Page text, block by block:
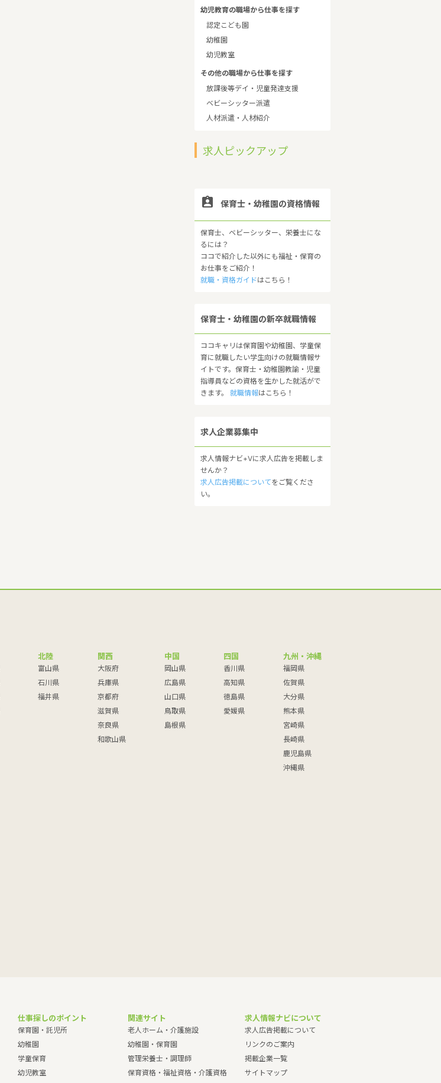
幼児教育の職場から仕事を探す
認定こども園
幼稚園
幼児教室
その他の職場から仕事を探す
放課後等デイ・児童発達支援
ベビーシッター派遣
人材派遣・人材紹介
求人ピックアップ
 保育士・幼稚園の資格情報
保育士、ベビーシッター、栄養士にな
るには？
ココで紹介した以外にも福祉・保育の
お仕事をご紹介！
就職・資格ガイドはこちら！
保育士・幼稚園の新卒就職情報
ココキャリは保育園や幼稚園、学童保
育に就職したい学生向けの就職情報サ
イトです。保育士・幼稚園教諭・児童
指導員などの資格を生かした就活がで
きます。 就職情報はこちら！
求人企業募集中
求人情報ナビ+Vに求人広告を掲載しま
せんか？
求人広告掲載についてをご覧くださ
い。
北陸
富山県
石川県
福井県
関西
大阪府
兵庫県
京都府
滋賀県
奈良県
和歌山県
中国
岡山県
広島県
山口県
鳥取県
島根県
四国
香川県
高知県
徳島県
愛媛県
九州・沖縄
福岡県
佐賀県
大分県
熊本県
宮崎県
長崎県
鹿児島県
沖縄県
仕事探しのポイント
保育園・託児所
幼稚園
学童保育
幼児教室
関連サイト
老人ホーム・介護施設
幼稚園・保育園
管理栄養士・調理師
保育資格・福祉資格・介護資格
求人情報ナビについて
求人広告掲載について
リンクのご案内
掲載企業一覧
サイトマップ